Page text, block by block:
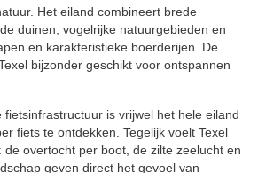
Het eiland combineert brede
duinen, vogelrijke natuurgebieden en
en karakteristieke boerderijen. De
bijzonder geschikt voor ontspannen
fietsinfrastructuur is vrijwel het hele eiland
fiets te ontdekken. Tegelijk voelt Texel
de overtocht per boot, de zilte zeelucht en
geven direct het gevoel van